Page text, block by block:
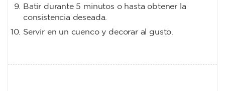
Batir durante 5 minutos o hasta obtener la
consistencia deseada.
Servir en un cuenco y decorar al gusto.